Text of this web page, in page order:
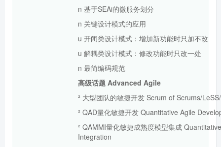
n 基于SEAi的微服务划分
n 关键设计模式的应用
u 开闭类设计模式：增加新功能时只加不改
u 解耦类设计模式：修改功能时只改一处
n 最简编码规范
高级话题 Advanced Agile
² 大型团队的敏捷开发 Scrum of Scrums/
² QAD量化敏捷开发 Quantitative Agile
² QAMMI量化敏捷成熟度模型集成
Integration